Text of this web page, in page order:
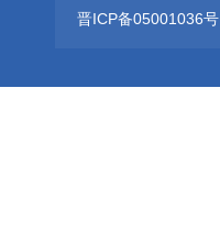
晋ICP备05001036号